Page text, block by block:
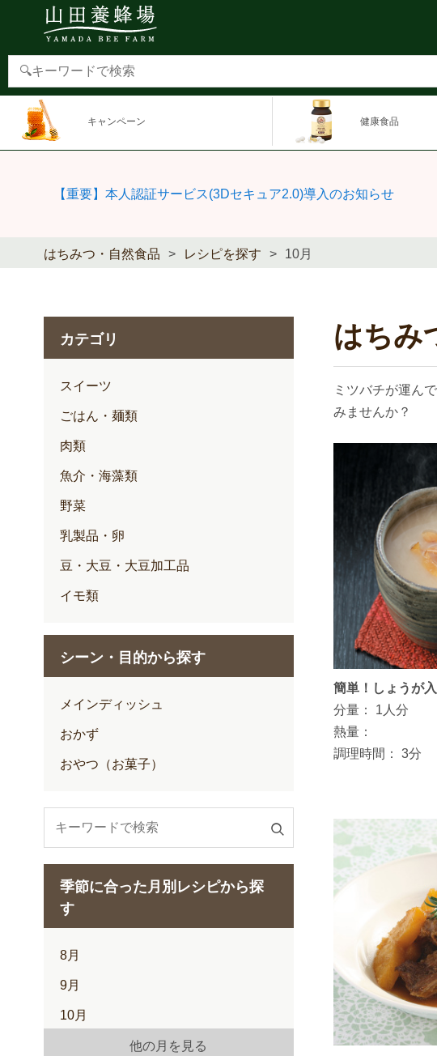
キャンペーン 健康食品
【重要】本人認証サービス(3Dセキュア2.0)導入のお知らせ
はちみつ・自然食品 レシピを探す 10月
はちみ
ミツバチが運ん
みませんか？
簡単！しょうが
分量：
1人分
熱量：
調理時間：
3分
カテゴリ
スイーツ
ごはん・麺類
肉類
魚介・海藻類
野菜
乳製品・卵
豆・大豆・大豆加工品
イモ類
シーン・目的から探す
メインディッシュ
おかず
おやつ（お菓子）
索
季節に合った月別レシピから探
す
8月
9月
10月
他の月を見る